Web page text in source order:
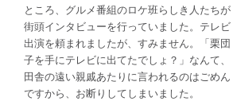
レ
ビ
出
演
で
ところ、グルメ番組のロケ班らしき人たちが
街頭インタビューを行っていました。テレビ
出演を頼まれましたが、すみません。「栗団
子を手にテレビに出てたでしょ？」なんて、
田舎の遠い親戚あたりに言われるのはごめん
ですから、お断りしてしまいました。